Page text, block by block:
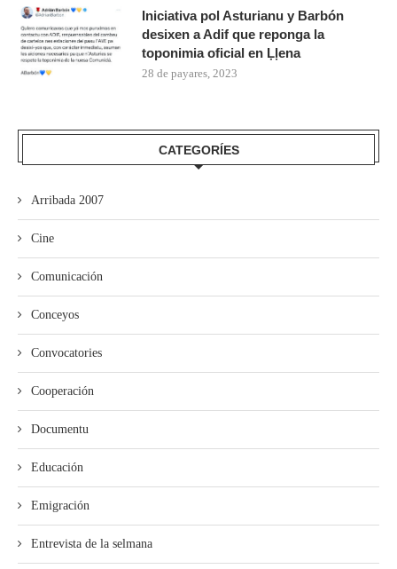
Iniciativa pol Asturianu y Barbón
desixen a Adif que reponga la
toponimia oficial en Ḷḷena
28 de payares, 2023
CATEGORÍES
Arribada 2007
Cine
Comunicación
Conceyos
Convocatories
Cooperación
Documentu
Educación
Emigración
Entrevista de la selmana